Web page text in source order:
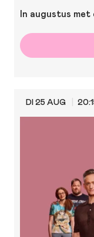
In augustus
DI 25 AUG